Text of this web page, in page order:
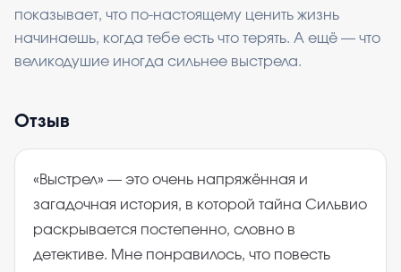
показывает, что по-настоящему ценить жизнь
начинаешь, когда тебе есть что терять. А ещё — что
великодушие иногда сильнее выстрела.
Отзыв
«Выстрел» — это очень напряжённая и
загадочная история, в которой тайна Сильвио
раскрывается постепенно, словно в
детективе. Мне понравилось, что повесть